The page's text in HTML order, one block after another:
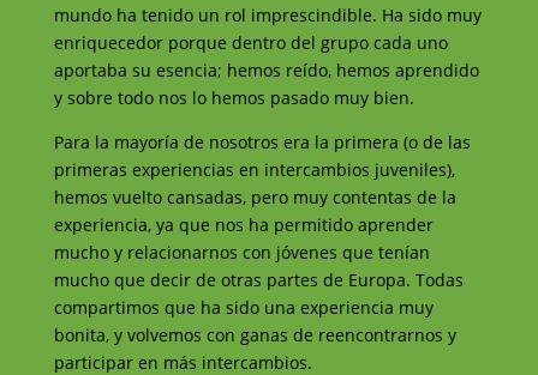
mundo ha tenido un rol imprescindible. Ha sido muy
enriquecedor porque dentro del grupo cada uno
aportaba su esencia; hemos reído, hemos aprendido
y sobre todo nos lo hemos pasado muy bien.
Para la mayoría de nosotros era la primera (o de las
primeras experiencias en intercambios juveniles),
hemos vuelto cansadas, pero muy contentas de la
experiencia, ya que nos ha permitido aprender
mucho y relacionarnos con jóvenes que tenían
mucho que decir de otras partes de Europa. Todas
compartimos que ha sido una experiencia muy
bonita, y volvemos con ganas de reencontrarnos y
participar en más intercambios.